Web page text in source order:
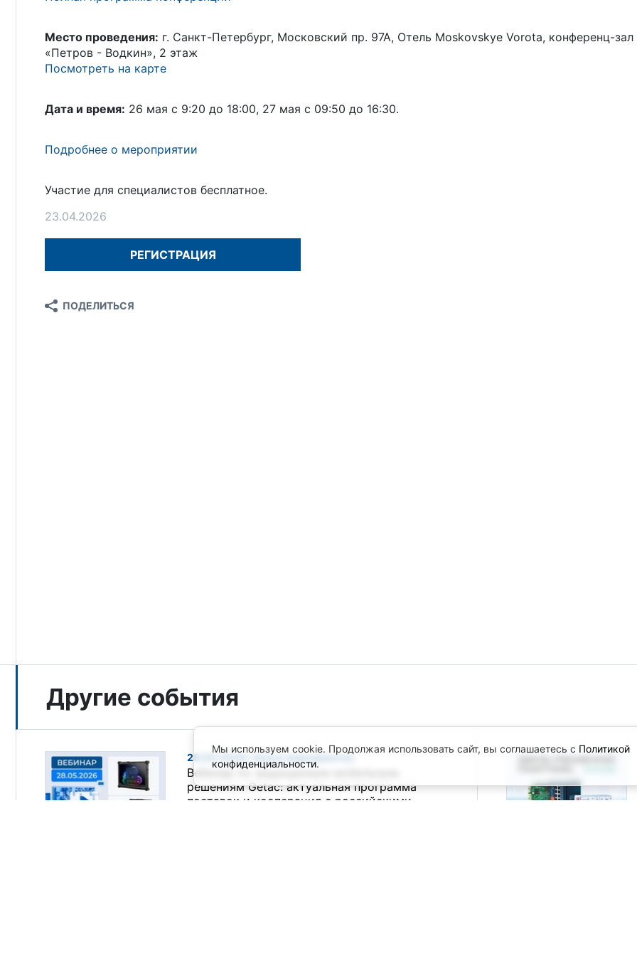
Место проведения: г. Санкт-Петербург, Московский пр. 97А, Отель Moskovskye Vorota, конференц-зал
«Петров - Водкин», 2 этаж
Посмотреть на карте
Дата и время: 26 мая с 9:20 до 18:00, 27 мая с 09:50 до 16:30.
Подробнее о мероприятии
Участие для специалистов бесплатное.
23.04.2026
РЕГИСТРАЦИЯ
ПОДЕЛИТЬСЯ
Другие события
28.05.2026 / Анонс мероприятия
Вебинар по защищенным мобильным
решениям Getac: актуальная программа
поставок и кооперация с российскими
Мы используем cookie. Продолжая использовать сайт, вы соглашаетесь с Политикой
конфиденциальности.